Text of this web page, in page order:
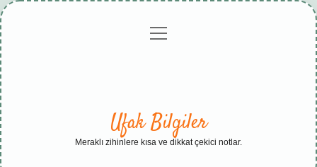
Gizlilikmenüyü
Ufak Bilgiler
Meraklı zihinlere kısa ve dikkat çekici notlar.